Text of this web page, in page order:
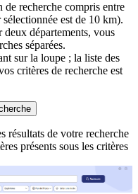
recherche compris entre
est de 10 km).
deux départements, vous
séparées.
sur la loupe ; la liste des
critères de recherche est
résultats de votre recherche
présents sous les critères